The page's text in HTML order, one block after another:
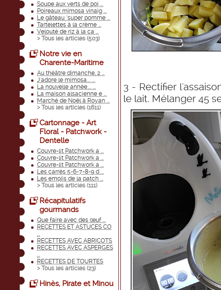
Soupe aux verts de poi ...
Poireaux mimosa vinaig ...
Le gâteau "super pomme ...
Tartelettes à la crème ...
Velouté de riz à la ca ...
> Tous les articles (503)
Notre vie en
Charente-Maritime
Au théâtre dimanche, 2 ...
J'adore le mimosa.... ...
La nouvelle année.... ...
La maison alsacienne e ...
Marché de Noël à Royan ...
> Tous les articles (1611)
Cartonnage - Art
Floral - Patchwork -
Dentelle
Couvre-lit Patchwork a ...
Couvre-lit Patchwork a ...
Couvre-lit Patchwork a ...
Les carrés 5-6-7-8-9 d ...
Les emojis de la patch ...
> Tous les articles (111)
Récapitulatifs
gourmands
Que faire avec des œuf ...
RECETTES ET ASTUCES CO
...
RECETTES AVEC ABRICOTS
RECETTES AVEC ASPERGES
...
RECETTES DE TOURTES
> Tous les articles (23)
Hinès, Pirate et Minou
3 - Rectifier
le lait. Mélanger 45